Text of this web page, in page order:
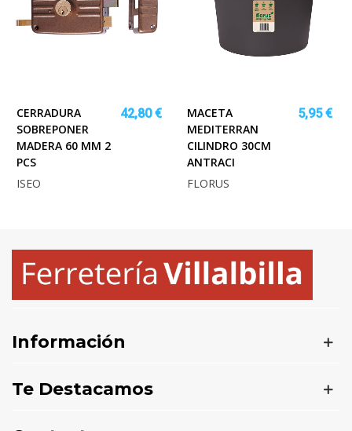
CERRADURA
SOBREPONER
MADERA 60 MM 2
PCS
42,80 €
ISEO
MACETA
MEDITERRAN
CILINDRO 30CM
ANTRACI
5,95 €
FLORUS
Información
Te Destacamos